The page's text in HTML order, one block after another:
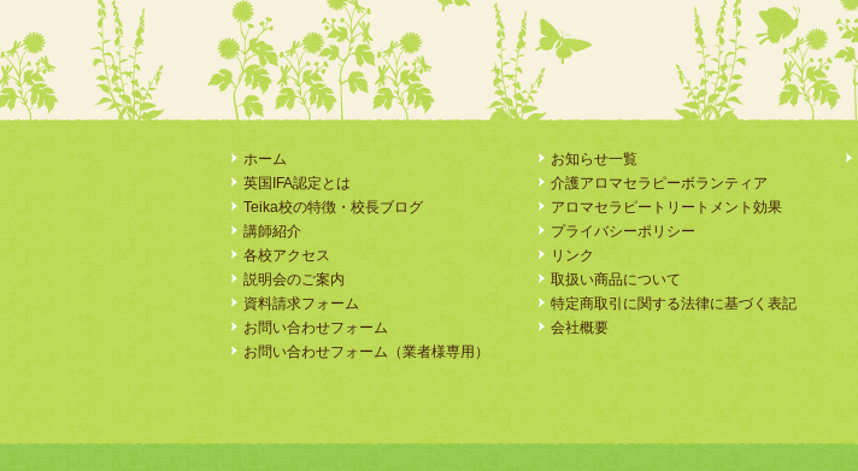
ホーム
英国IFA認定とは
Teika校の特徴・校長ブログ
講師紹介
各校アクセス
説明会のご案内
資料請求フォーム
お問い合わせフォーム
お問い合わせフォーム（業者様専用）
お知らせ一覧
介護アロマセラピーボランティア
アロマセラピートリートメント効果
プライバシーポリシー
リンク
取扱い商品について
特定商取引に関する法律に基づく表記
会社概要